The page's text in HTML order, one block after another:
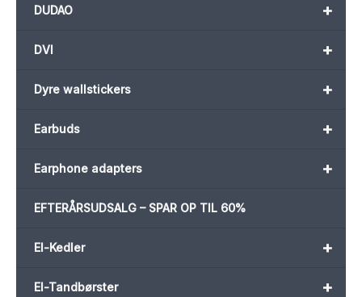
+
DUDAO
+
DVI
+
Dyre wallstickers
+
Earbuds
+
Earphone adapters
EFTERÅRSUDSALG – SPAR OP TIL 60%
+
El-Kedler
+
El-Tandbørster